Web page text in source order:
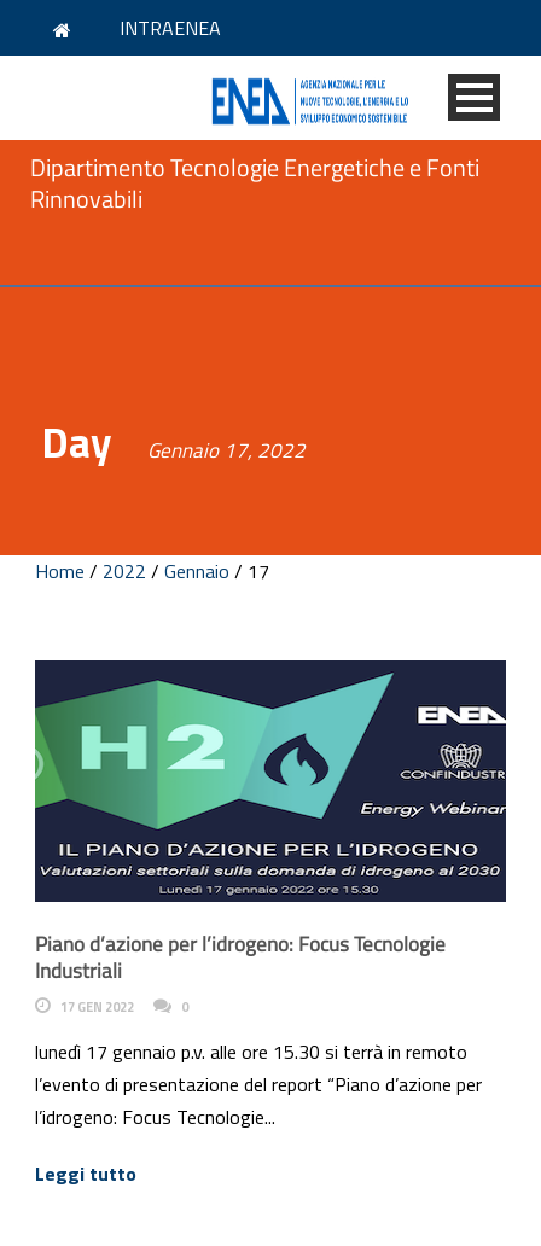
INTRAENEA
Dipartimento Tecnologie Energetiche e Fonti
Rinnovabili
Day Gennaio 17, 2022
Home / 2022 / Gennaio / 17
Piano d’azione per l’idrogeno: Focus Tecnologie
Industriali
17 GEN 2022 0
lunedì 17 gennaio p.v. alle ore 15.30 si terrà in remoto
l’evento di presentazione del report “Piano d’azione per
l’idrogeno: Focus Tecnologie...
Leggi tutto